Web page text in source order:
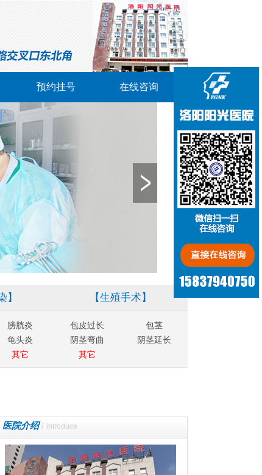
预约挂号 在线咨询
】
膀胱炎
龟头炎
其它
【生殖手术】
包皮过长
包茎
阴茎弯曲
阴茎延长
其它
医院介绍/ introduce